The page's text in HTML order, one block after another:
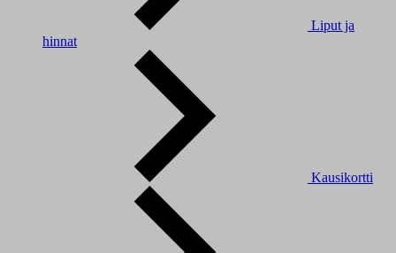
Liput ja
hinnat
Kausikortti